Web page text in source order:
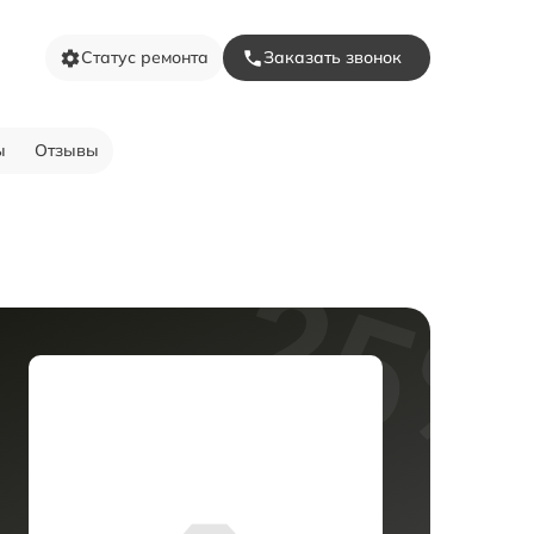
Статус ремонта Заказать звонок
Отзывы